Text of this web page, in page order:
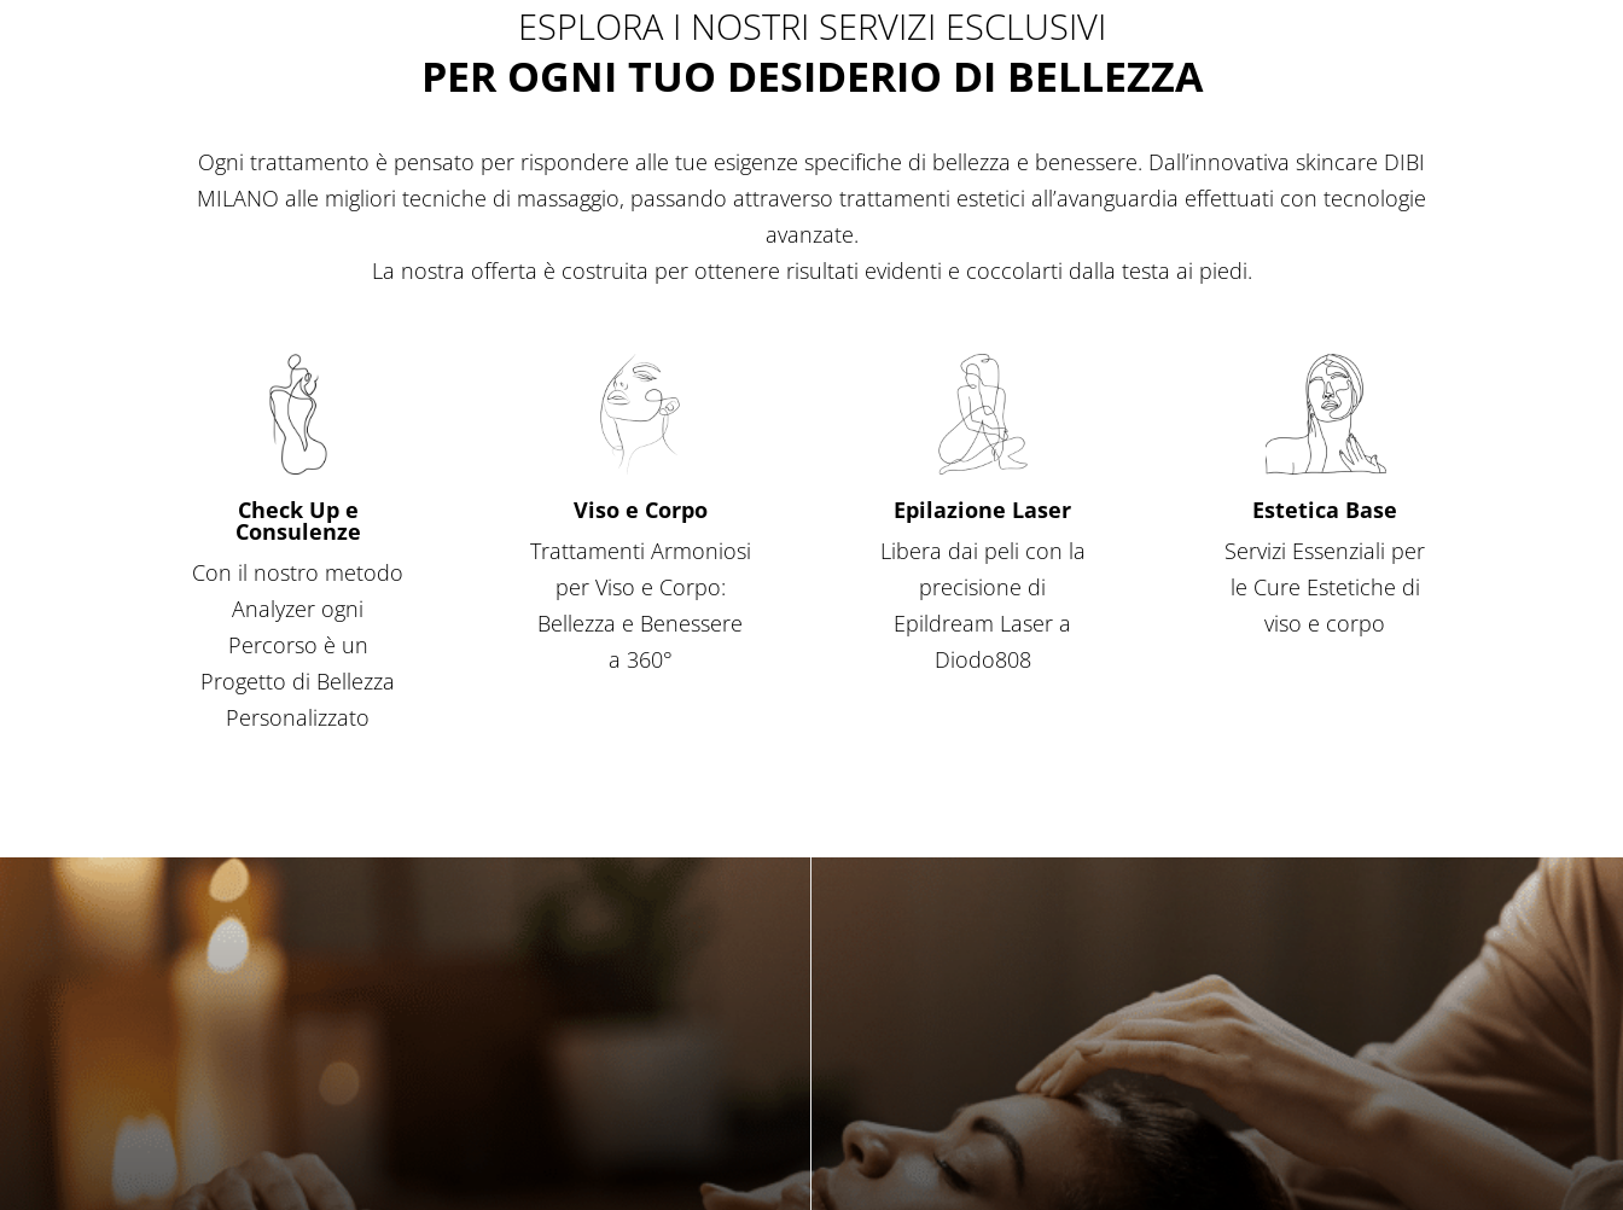
ESPLORA I NOSTRI SERVIZI ESCLUSIVI
PER OGNI TUO DESIDERIO DI BELLEZZA
Ogni trattamento è pensato per rispondere alle tue esigenze specifiche di bellezza e benessere. Dall’innovativa skincare DIBI
MILANO alle migliori tecniche di massaggio, passando attraverso trattamenti estetici all’avanguardia effettuati con tecnologie
avanzate.
La nostra offerta è costruita per ottenere risultati evidenti e coccolarti dalla testa ai piedi.
Check Up e
Consulenze
Con il nostro metodo
Analyzer ogni
Percorso è un
Progetto di Bellezza
Personalizzato
Viso e Corpo
Trattamenti Armoniosi
per Viso e Corpo:
Bellezza e Benessere
a 360°
Epilazione Laser
Libera dai peli con la
precisione di
Epildream Laser a
Diodo808
Estetica Base
Servizi Essenziali per
le Cure Estetiche di
viso e corpo